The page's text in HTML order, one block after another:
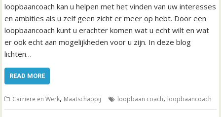
loopbaancoach kan u helpen met het vinden van uw interesses
en ambities als u zelf geen zicht er meer op hebt. Door een
loopbaancoach kunt u erachter komen wat u echt wilt en wat
er ook echt aan mogelijkheden voor u zijn. In deze blog
lichten…
READ MORE
Carriere en Werk, Maatschappij loopbaan coach, loopbaancoach